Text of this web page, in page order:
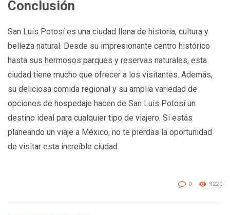
Conclusión
San Luis Potosí es una ciudad llena de historia, cultura y
belleza natural. Desde su impresionante centro histórico
hasta sus hermosos parques y reservas naturales, esta
ciudad tiene mucho que ofrecer a los visitantes. Además,
su deliciosa comida regional y su amplia variedad de
opciones de hospedaje hacen de San Luis Potosí un
destino ideal para cualquier tipo de viajero. Si estás
planeando un viaje a México, no te pierdas la oportunidad
de visitar esta increíble ciudad.
0 9220